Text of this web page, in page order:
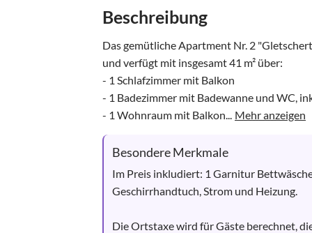
Beschreibung
Das gemütliche Apartment Nr. 2
und verfügt mit insgesamt 41 m² über:
- 1 Schlafzimmer mit Balkon
- 1 Badezimmer mit Badewanne und WC,
- 1 Wohnraum mit Balkon... Mehr anzeigen
Besondere Merkmale
Im Preis inkludiert: 1 Garnitur
Geschirrhandtuch, Strom und Heizung.
Die Ortstaxe wird für Gäste berechnet,